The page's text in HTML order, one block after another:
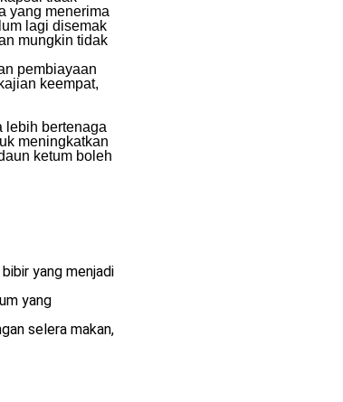
yang menerima
lagi disemak
mungkin tidak
pembiayaan
keempat,
lebih bertenaga
meningkatkan
ketum boleh
yang menjadi
yang
selera makan,